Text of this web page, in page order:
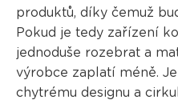
produktů, díky čemuž
Pokud je tedy zařízení
jednoduše rozebrat a
výrobce zaplatí méně.
chytrému designu a